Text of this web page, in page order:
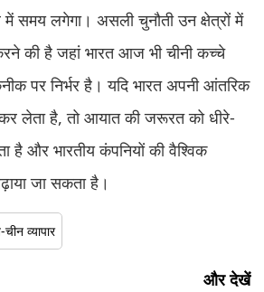
समय लगेगा। असली चुनौती उन क्षेत्रों में
की है जहां भारत आज भी चीनी कच्चे
पर निर्भर है। यदि भारत अपनी आंतरिक
लेता है, तो आयात की जरूरत को धीरे-
है और भारतीय कंपनियों की वैश्विक
जा सकता है।
चीन व्यापार
और देखें